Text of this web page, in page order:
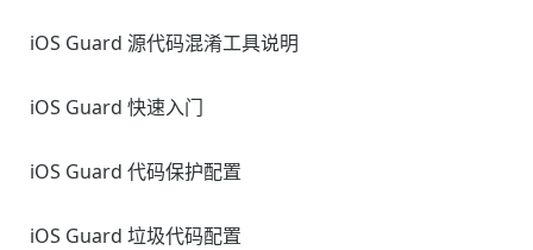
iOS Guard 源代码混淆工具说明
iOS Guard 快速入门
iOS Guard 代码保护配置
iOS Guard 垃圾代码配置